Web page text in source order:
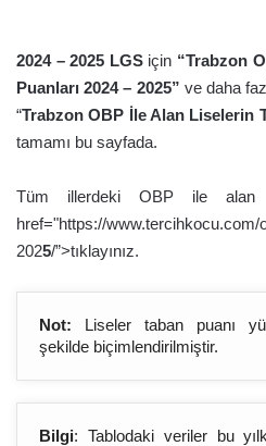
2024 – 2025 LGSiçin “Trabzon
Puanları 2024 – 2025” ve daha
“Trabzon OBP İle Alan Liselerin
tamamı bu sayfada.
Tüm illerdeki OBP ile
href="https://
2025/”>tıklayınız.
Not: Liseler taban puanı
şekilde biçimlendirilmiştir.
Bilgi: Tablodaki veriler bu